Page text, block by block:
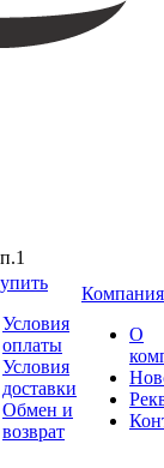
Условия
оплаты
Условия
доставки
Обмен и
возврат
Компания
О